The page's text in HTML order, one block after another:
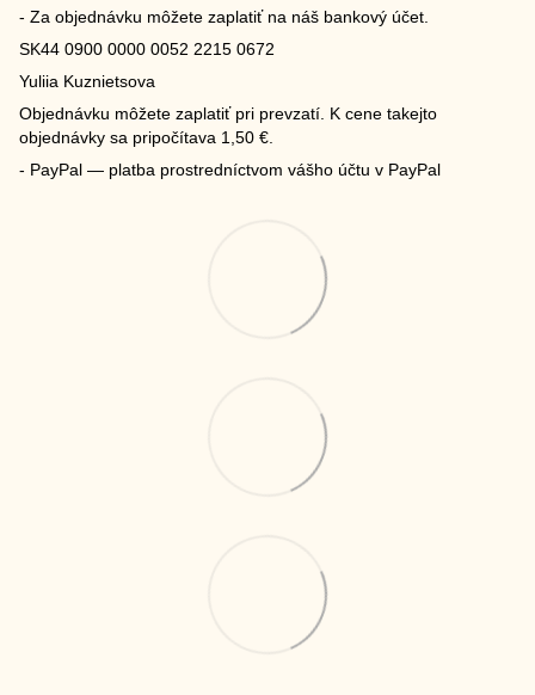
- Za objednávku môžete zaplatiť na náš bankový účet.
SK44 0900 0000 0052 2215 0672
Yuliia Kuznietsova
Objednávku môžete zaplatiť pri prevzatí. K cene takejto
objednávky sa pripočítava 1,50 €.
- PayPal — platba prostredníctvom vášho účtu v PayPal